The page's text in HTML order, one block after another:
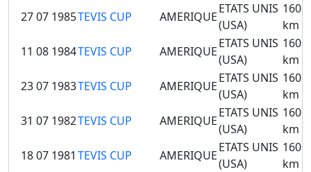
27 07 1985TEVIS CUP AMERIQUE
ETATS UNIS
(USA)
160
km
11 08 1984TEVIS CUP AMERIQUE
ETATS UNIS
(USA)
160
km
23 07 1983TEVIS CUP AMERIQUE
ETATS UNIS
(USA)
160
km
31 07 1982TEVIS CUP AMERIQUE
ETATS UNIS
(USA)
160
km
18 07 1981 TEVIS CUP AMERIQUE
ETATS UNIS
(USA)
160
km